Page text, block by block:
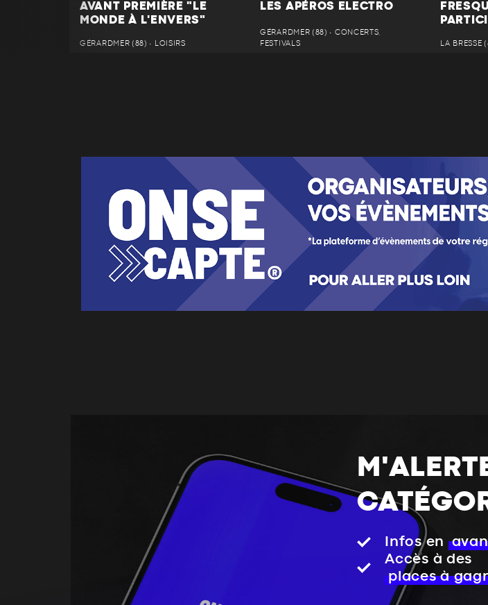
AVANT PREMIÈRE "LE
MONDE À L'ENVERS"
GÉRARDMER (88) • LOISIRS
LES APÉROS ELECTRO
GÉRARDMER (88) • CONCERTS,
FESTIVALS
LA BRESSE
Infos en
Accès à des
places à